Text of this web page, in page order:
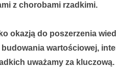
z chorobami rzadkimi.
okazją do poszerzenia
wartościowej,
uważamy za kluczową.